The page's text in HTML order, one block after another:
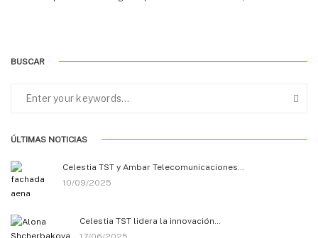
BUSCAR
ÚLTIMAS NOTICIAS
Celestia TST y Ambar Telecomunicaciones…
10/09/2025
Celestia TST lidera la innovación…